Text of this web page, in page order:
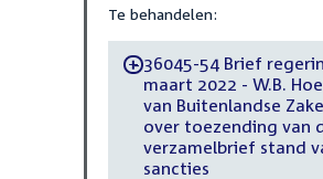
Te behandelen:
-36045-54 Brief
maart 2022 - W.B.
van Buitenlandse
over toezending van
verzamelbrief stand
sancties